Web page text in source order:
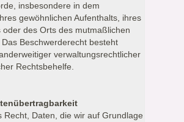
insbesondere in dem
gewöhnlichen Aufenthalts, ihres
oder des Orts des mutmaßlichen
Das Beschwerderecht besteht
verwaltungsrechtlicher
Rechtsbehelfe.
Recht, Daten, die wir auf Grundlage